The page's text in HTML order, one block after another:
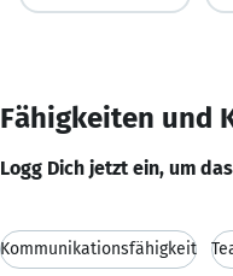
Fähigkeiten und
Logg Dich jetzt ein, um
Kommunikationsfähigkeit